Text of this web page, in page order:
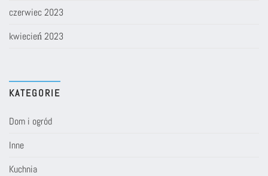
czerwiec 2023
kwiecień 2023
KATEGORIE
Dom i ogród
Inne
Kuchnia